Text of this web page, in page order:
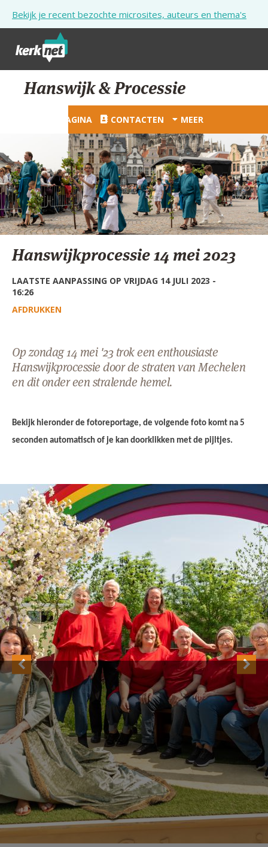
Bekijk je recent bezochte microsites, auteurs en thema's
STARTPAGINA
KERK
VIERINGEN
SHOP
ZOEKEN
HULP
STARTPAGINA PORTAAL
MIJN PAROCHIE
AANMELDEN OF REGISTREREN
Hanswijk & Processie
STARTPAGINA CONTACTEN MEER
Hanswijkprocessie 14 mei 2023
LAATSTE AANPASSING OP VRIJDAG 14 JULI 2023 -
16:26
AFDRUKKEN
Op zondag 14 mei '23 trok een enthousiaste
Hanswijkprocessie door de straten van Mechelen
en dit onder een stralende hemel.
Bekijk hieronder de fotoreportage, de volgende foto komt na 5
seconden automatisch of je kan doorklikken met de pijltjes.